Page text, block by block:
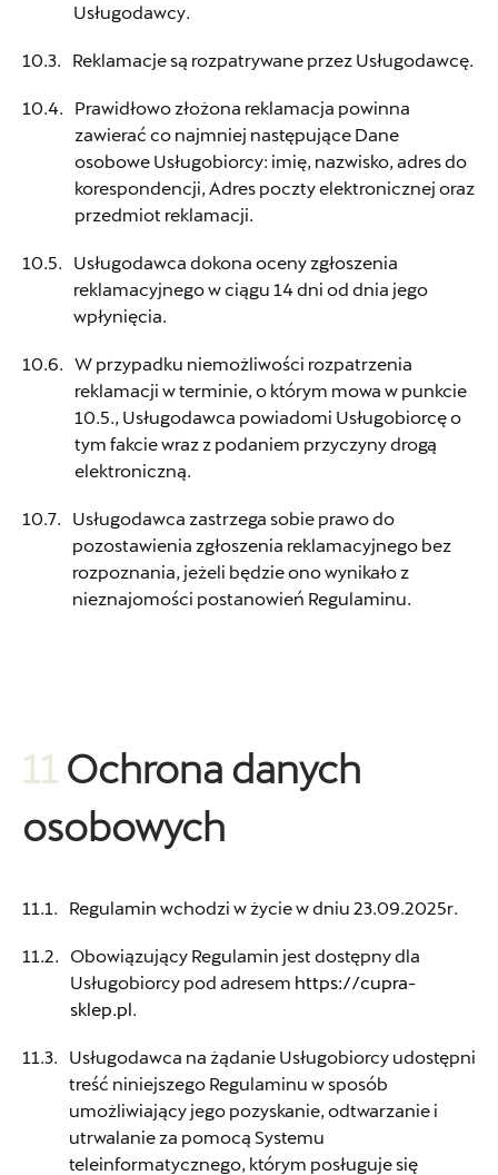
Usługodawcy.
Reklamacje są rozpatrywane przez Usługodawcę.
Prawidłowo złożona reklamacja powinna
zawierać co najmniej następujące Dane
osobowe Usługobiorcy: imię, nazwisko, adres do
korespondencji, Adres poczty elektronicznej oraz
przedmiot reklamacji.
Usługodawca dokona oceny zgłoszenia
reklamacyjnego w ciągu 14 dni od dnia jego
wpłynięcia.
W przypadku niemożliwości rozpatrzenia
reklamacji w terminie, o którym mowa w punkcie
10.5., Usługodawca powiadomi Usługobiorcę o
tym fakcie wraz z podaniem przyczyny drogą
elektroniczną.
Usługodawca zastrzega sobie prawo do
pozostawienia zgłoszenia reklamacyjnego bez
rozpoznania, jeżeli będzie ono wynikało z
nieznajomości postanowień Regulaminu.
11 Ochrona danych
osobowych
Regulamin wchodzi w życie w dniu 23.09.2025r.
Obowiązujący Regulamin jest dostępny dla
Usługobiorcy pod adresem https://cupra-
sklep.pl.
Usługodawca na żądanie Usługobiorcy udostępni
treść niniejszego Regulaminu w sposób
umożliwiający jego pozyskanie, odtwarzanie i
utrwalanie za pomocą Systemu
teleinformatycznego, którym posługuje się
czescigdynia@plichta.com.pl
Pol-Car Poznań
ul. Obornicka 150, Poznań - Suchy Las
+48 618 732 290
cupra.czesci@pol-car.pl
Rzepecki-Mroczkowski
ul. Wiatraczna 5, Poznań
+48 618 711 821
czesci@rzepeckimroczkowski.pl
ul. Warszawska 222, Radom
+48 483 655 529
Świtoń-Paczkowski Lubin
+48 609 554 473
czesci@switon-paczkowski.pl